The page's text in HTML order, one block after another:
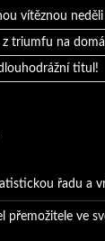
vítěznou neděli
triumfu na
titul!
řadu a
přemožitele ve